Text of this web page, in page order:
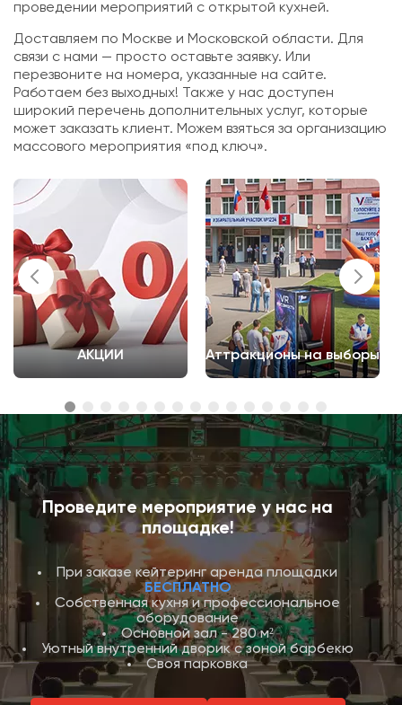
проведении мероприятий с открытой кухней.
Доставляем по Москве и Московской области. Для
связи с нами — просто оставьте заявку. Или
перезвоните на номера, указанные на сайте.
Работаем без выходных! Также у нас доступен
широкий перечень дополнительных услуг, которые
может заказать клиент. Можем взяться за организацию
массового мероприятия «под ключ».
АКЦИИ Аттракционы на выборы
Проведите мероприятие у нас на
площадке!
При заказе кейтеринг аренда площадки
БЕСПЛАТНО
Собственная кухня и профессиональное
оборудование
Основной зал - 280 м²
Уютный внутренний дворик с зоной барбекю
Своя парковка